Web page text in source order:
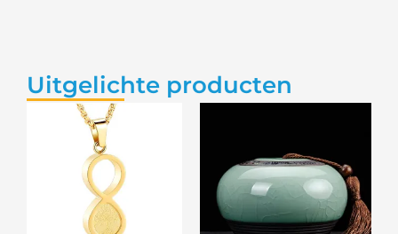
Uitgelichte producten